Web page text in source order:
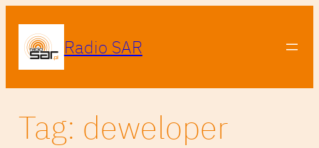
treści
Radio SAR
Tag: deweloper